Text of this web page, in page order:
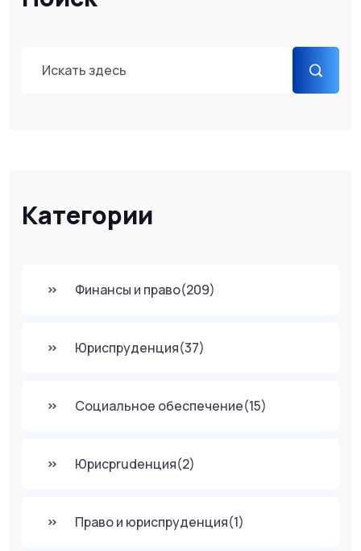
Категории
Финансы и право(209)
Юриспруденция(37)
Социальное обеспечение(15)
Юрисprudенция(2)
Право и юриспруденция(1)